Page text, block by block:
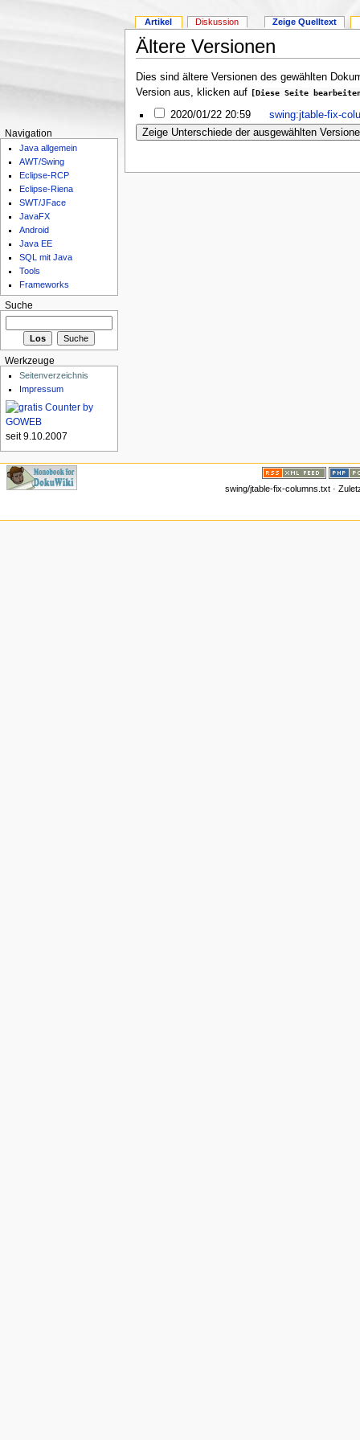
Ältere Versionen
Dies sind ältere Versionen des gewählten
Version aus, klicken auf [Diese Seite
2020/01/22 20:59 swing:jtable-fix-
Artikel Diskussion Zeige Quelltext
Navigation
Java allgemein
AWT/Swing
Eclipse-RCP
Eclipse-Riena
SWT/JFace
JavaFX
Android
Java EE
SQL mit Java
Tools
Frameworks
Suche
Werkzeuge
Seitenverzeichnis
Impressum
seit 9.10.2007
swing/jtable-fix-columns.txt ·